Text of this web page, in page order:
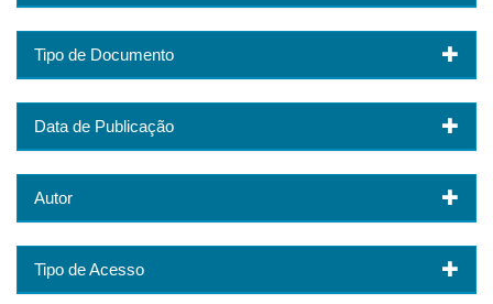
Tipo de Documento
Data de Publicação
Autor
Tipo de Acesso